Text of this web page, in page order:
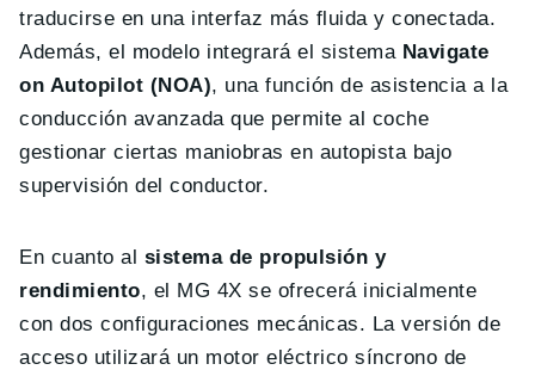
traducirse en una interfaz más fluida y conectada.
Además, el modelo integrará el sistema Navigate
on Autopilot (NOA), una función de asistencia a la
conducción avanzada que permite al coche
gestionar ciertas maniobras en autopista bajo
supervisión del conductor.
En cuanto al sistema de propulsión y
rendimiento, el MG 4X se ofrecerá inicialmente
con dos configuraciones mecánicas. La versión de
acceso utilizará un motor eléctrico síncrono de